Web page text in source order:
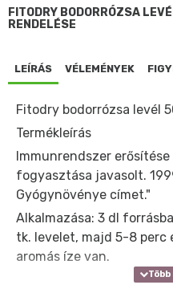
FITODRY BODORRÓZSA
RENDELÉSE
LEÍRÁS VÉLEMÉNYEK
Fitodry bodorrózsa levél
Termékleírás
Immunrendszer
fogyasztása javasolt.
Gyógynövénye címet."
Alkalmazása: 3 dl
tk. levelet, majd 5-8 perc
aromás íze van.